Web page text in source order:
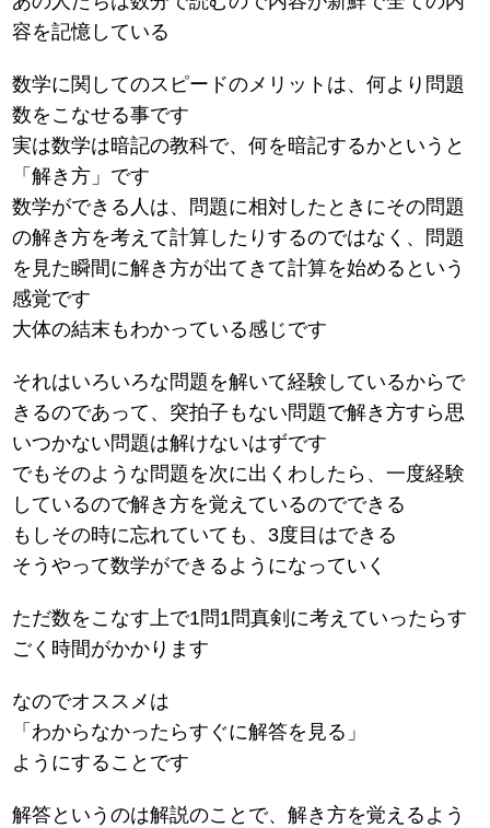
容を記憶している
数学に関してのスピードのメリットは、何より問題
数をこなせる事です
実は数学は暗記の教科で、何を暗記するかというと
「解き方」です
数学ができる人は、問題に相対したときにその問題
の解き方を考えて計算したりするのではなく、問題
を見た瞬間に解き方が出てきて計算を始めるという
感覚です
大体の結末もわかっている感じです
それはいろいろな問題を解いて経験しているからで
きるのであって、突拍子もない問題で解き方すら思
いつかない問題は解けないはずです
でもそのような問題を次に出くわしたら、一度経験
しているので解き方を覚えているのでできる
もしその時に忘れていても、3度目はできる
そうやって数学ができるようになっていく
ただ数をこなす上で1問1問真剣に考えていったらす
ごく時間がかかります
なのでオススメは
「わからなかったらすぐに解答を見る」
ようにすることです
解答というのは解説のことで、解き方を覚えるよう